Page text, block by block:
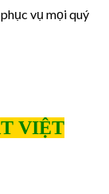
vụ mọi quý
VIỆT